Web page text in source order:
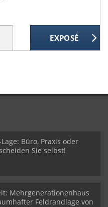
Büro, Praxis oder
Sie selbst!
Mehrgenerationenhaus
Feldrandlage von